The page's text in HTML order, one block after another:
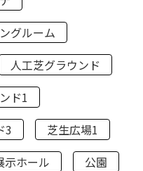
グルーム
人工芝グラウンド
ド1
3
芝生広場1
示ホール
公園